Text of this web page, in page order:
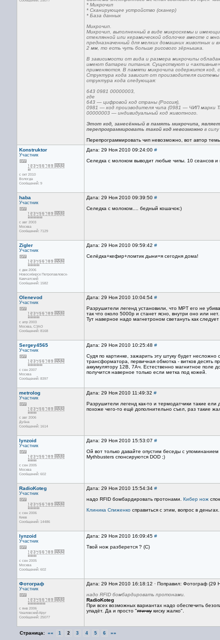
* Микрочип
* Сканирующее устройство (сканер)
* База данных
Микрочип.
Микрочип, выполненный в виде микросхемы и
стеклянной или керамической оболочке вместе с
предназначенный для мелких домашних животных и
2 мм, то есть чуть больше рисового зёрнышка.
В зависимости от вида и размера микрочипы
имеют батареи питания. Существуют и
применяются. В памяти микрочипа содержится код,
Структура кода зависит от производителя
структура кода следующая:
643 0981 00000003,
где
643 — цифровой код страны (Россия),
0981 — код производителя чипа (0981 — ЧИП марки
00000003 — индивидуальный код животного.
Этот код, занесённый в память микрочипа,
перепрограммировать такой код невозможно в
Перепрограммировать чип невозможно, вот автор
Konstruktor
Участник
с окт 2010
Вологда
Сообщений: 9
Дата: 29 Ноя 2010 09:24:00 #
Селедка с молоком выводит любые чипы. 10 сеансов и
haba
Участник
с авг 2003
Москва
Сообщений: 7129
Дата: 29 Ноя 2010 09:39:50 #
Селедка с молоком.... бедный кошачок:)
Zigler
Участник
с дек 2006
Новосибирск Петропавловск-
Камчатский
Сообщений: 1582
Дата: 29 Ноя 2010 09:59:42 #
Селёдка+кефир+ломтик дыни=я сегодня дома!
Olenevod
Участник
с апр 2003
Москва, СЗАО
Сообщений: 8168
Дата: 29 Ноя 2010 10:04:54 #
Разрушители легенд установили, что МРТ его не
так что около 5000р и станет ясно, внутри оно или
Тут наверное надо магнетроном светануть как
Sergey4565
Участник
с сен 2007
Москва
Сообщений: 8397
Дата: 29 Ноя 2010 10:25:48 #
Судя по картинке, зажарить эту штуку будет
трансформатора, первичная обмотка - витков десять
аккумулятору 12В, 7Ач. Естественно магнитное поле
получится наверное только если метка под кожей.
metrolog
Участник
с авг 2006
Дубна
Сообщений: 1614
Дата: 29 Ноя 2010 11:49:32 #
Разрушители легенд как-то и термодатчики такие
похоже чего-то ещё дополнительно съел, раз такие
lynzoid
Участник
с сен 2005
Москва
Сообщений: 602
Дата: 29 Ноя 2010 15:53:07 #
Ой вот только давайте опустим беседы с
Mythbusters спонсируются DOD ;)
RadioKoteg
Участник
с сен 2006
Киев
Сообщений: 14486
Дата: 29 Ноя 2010 15:54:34 #
надо RFID бомбардировать протонами. Кибер нож
Клиника Спиженко справиться с этим, вопрос в деньгах.
lynzoid
Участник
с сен 2005
Москва
Сообщений: 602
Дата: 29 Ноя 2010 16:09:45 #
Твой нож разберется ? (С)
Фотограф
Участник
с янв 2006
Чкаловский-Круг
Сообщений: 25077
Дата: 29 Ноя 2010 16:18:12 · Поправил: Фотограф (29
надо RFID бомбардировать протонами.
RadioKoteg
При всех возможных вариантах надо обеспечить
упадёт. Да и просто "птичку киску жалко".
Страница: «« 1 2 3 4 5 6 »»